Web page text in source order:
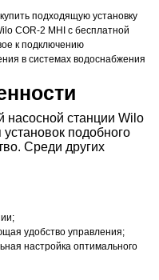
подходящую установку
COR-2 MHI с бесплатной
к подключению
в системах водоснабжения
станции Wilo
подобного
Среди других
удобство управления;
настройка оптимального